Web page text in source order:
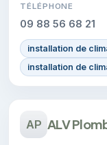
TÉLÉPHONE
09 88 56 68 21
installation de
installation de
AP ALV